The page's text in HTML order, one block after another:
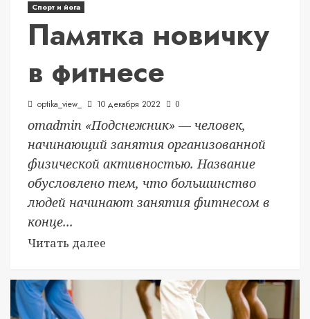
Спорт и йога
Памятка новичку
в фитнесе
optika_view_ 10 декабря 2022 0
отadmin «Подснежник» — человек,
начинающий занятия организованной
физической активностью. Название
обусловлено тем, что большинство
людей начинают занятия фитнесом в
конце...
Читать далее